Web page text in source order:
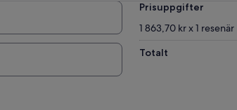
Prisuppgifter
1 863,70 kr x 1 resenär
Totalt